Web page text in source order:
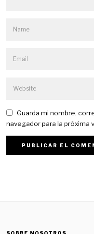
Guarda mi nombre,
navegador para la próxima